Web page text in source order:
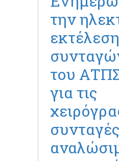
την
εκτέλεση
του
για τις